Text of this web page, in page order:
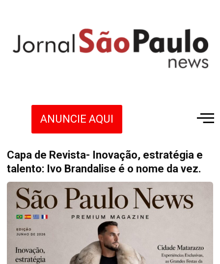
ANUNCIE AQUI
Capa de Revista- Inovação, estratégia e
talento: Ivo Brandalise é o nome da vez.